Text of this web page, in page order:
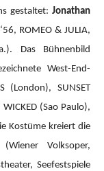
gestaltet: Jonathan
ROMEO & JULIA,
Das Bühnenbild
West-End-
(London), SUNSET
WICKED (Sao Paulo),
Kostüme kreiert die
Volksoper,
Seefestspiele